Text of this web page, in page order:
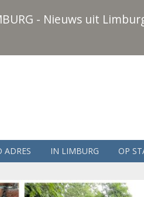
- Nieuws uit
ADRES IN LIMBURG OP